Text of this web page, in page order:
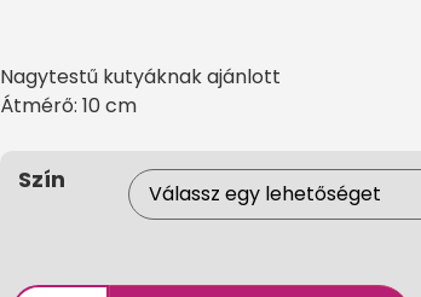
Nagytestű kutyáknak ajánlott
Átmérő: 10 cm
Szín